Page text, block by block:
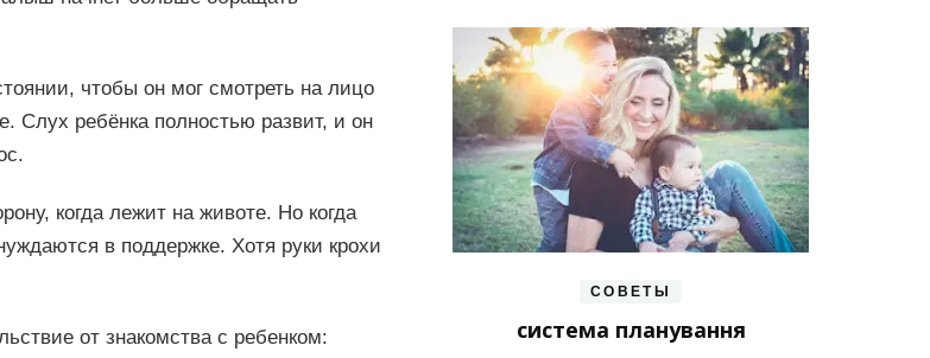
чтобы он мог смотреть на лицо
Слух ребёнка полностью развит, и он
когда лежит на животе. Но когда
в поддержке. Хотя руки крохи
от знакомства с ребенком:
СОВЕТЫ
система планування